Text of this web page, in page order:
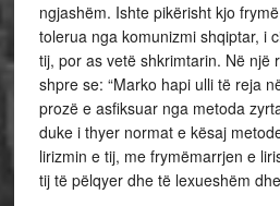
ngjashëm. Ishte pikërisht kjo
tolerua nga komunizmi shqiptar, i
tij, por as vetë shkrimtarin. Në një
shpre se: “Marko hapi ulli të reja
prozë e asfiksuar nga metoda
duke i thyer normat e kësaj
lirizmin e tij, me frymëmarrjen e
tij të pëlqyer dhe të lexueshëm